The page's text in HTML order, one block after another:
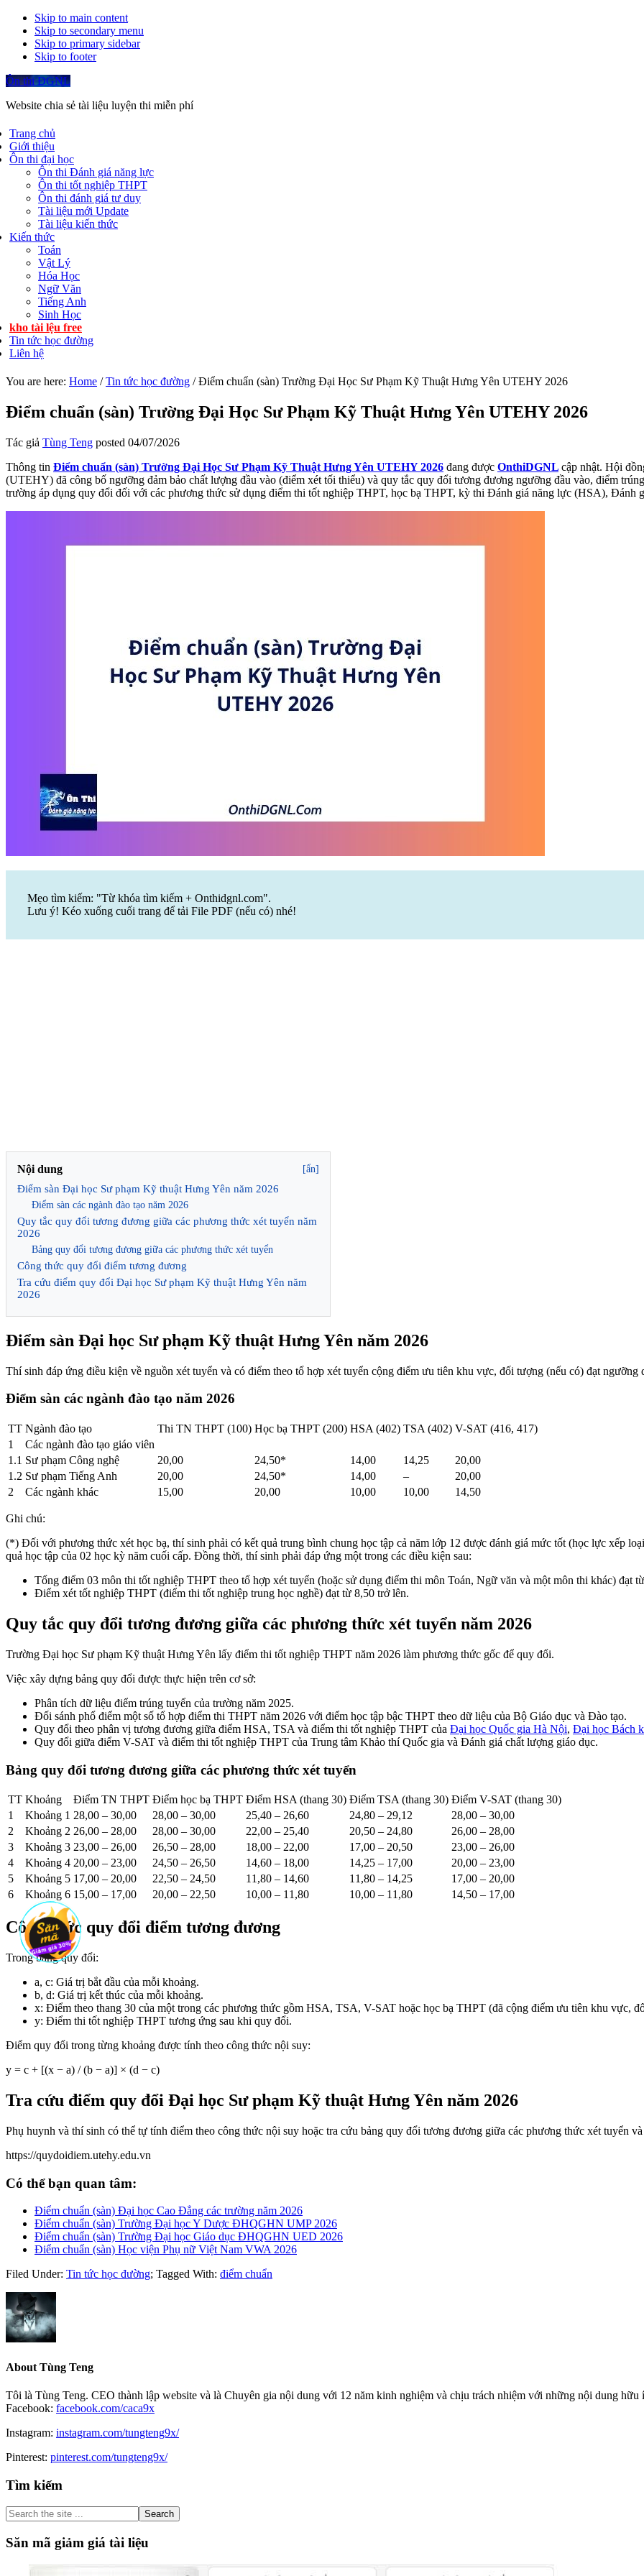
Skip to main content
Skip to secondary menu
Skip to primary sidebar
Skip to footer
Ôn thi ĐGNL
Website chia sẻ tài liệu luyện thi miễn phí
Trang chủ
Giới thiệu
Ôn thi đại học
Ôn thi Đánh giá năng lực
Ôn thi tốt nghiệp THPT
Ôn thi đánh giá tư duy
Tài liệu mới Update
Tài liệu kiến thức
Kiến thức
Toán
Vật Lý
Hóa Học
Ngữ Văn
Tiếng Anh
Sinh Học
kho tài lệu free
Tin tức học đường
Liên hệ
You are here: Home / Tin tức học đường /Điểm chuẩn (sàn) Trường Đại Học Sư Phạm Kỹ Thuật Hưng Yên UTEHY 2026
Điểm chuẩn (sàn) Trường Đại Học Sư Phạm Kỹ Thuật Hưng Yên UTEHY 2026
Tác giả Tùng Teng posted 04/07/2026
Thông tin Điểm chuẩn (sàn) Trường Đại Học Sư Phạm Kỹ Thuật Hưng Yên UTEHY 2026 đang được OnthiDGNL cập nhật. Hội
(UTEHY) đã công bố ngưỡng đảm bảo chất lượng đầu vào (điểm xét tối thiểu) và quy tắc quy đổi tương đương ngưỡng đầu vào, điểm
trường áp dụng quy đổi đối với các phương thức sử dụng điểm thi tốt nghiệp THPT, học bạ THPT, kỳ thi Đánh giá năng lực (HSA), Đánh
Mẹo tìm kiếm: "Từ khóa tìm kiếm + Onthidgnl.com".
Lưu ý! Kéo xuống cuối trang để tải File PDF (nếu có) nhé!
Nội dung [ẩn]
Điểm sàn Đại học Sư phạm Kỹ thuật Hưng Yên năm 2026
Điểm sàn các ngành đào tạo năm 2026
Quy tắc quy đổi tương đương giữa các phương thức xét tuyển năm
2026
Bảng quy đổi tương đương giữa các phương thức xét tuyển
Công thức quy đổi điểm tương đương
Tra cứu điểm quy đổi Đại học Sư phạm Kỹ thuật Hưng Yên năm
2026
Điểm sàn Đại học Sư phạm Kỹ thuật Hưng Yên năm 2026
Thí sinh đáp ứng điều kiện về nguồn xét tuyển và có điểm theo tổ hợp xét tuyển cộng điểm ưu tiên khu vực, đối tượng (nếu có) đạt
Điểm sàn các ngành đào tạo năm 2026
TT Ngành đào tạo Thi TN THPT (100) Học bạ THPT (200) HSA (402) TSA (402) V-SAT (416, 417)
1
Các ngành đào tạo giáo viên
1.1 Sư phạm Công nghệ 20,00 24,50* 14,00 14,25
20,00
1.2 Sư phạm Tiếng Anh 20,00 24,50* 14,00 –
20,00
2
Các ngành khác 15,00 20,00 10,00 10,00 14,50
Ghi chú:
(*) Đối với phương thức xét học bạ, thí sinh phải có kết quả trung bình chung học tập cả năm lớp 12 được đánh giá mức tốt (học lực xếp
quả học tập của 02 học kỳ năm cuối cấp. Đồng thời, thí sinh phải đáp ứng một trong các điều kiện sau:
Tổng điểm 03 môn thi tốt nghiệp THPT theo tổ hợp xét tuyển (hoặc sử dụng điểm thi môn Toán, Ngữ văn và một môn thi khác) đạt
Điểm xét tốt nghiệp THPT (điểm thi tốt nghiệp trung học nghề) đạt từ 8,50 trở lên.
Quy tắc quy đổi tương đương giữa các phương thức xét tuyển năm 2026
Trường Đại học Sư phạm Kỹ thuật Hưng Yên lấy điểm thi tốt nghiệp THPT năm 2026 làm phương thức gốc để quy đổi.
Việc xây dựng bảng quy đổi được thực hiện trên cơ sở:
Phân tích dữ liệu điểm trúng tuyển của trường năm 2025.
Đối sánh phổ điểm một số tổ hợp điểm thi THPT năm 2026 với điểm học tập bậc THPT theo dữ liệu của Bộ Giáo dục và Đào tạo.
Quy đổi theo phân vị tương đương giữa điểm HSA, TSA và điểm thi tốt nghiệp THPT của Đại học Quốc gia Hà Nội, Đại học Bách
Quy đổi giữa điểm V-SAT và điểm thi tốt nghiệp THPT của Trung tâm Khảo thí Quốc gia và Đánh giá chất lượng giáo dục.
Bảng quy đổi tương đương giữa các phương thức xét tuyển
TT Khoảng Điểm TN THPT Điểm học bạ THPT Điểm HSA (thang 30) Điểm TSA (thang 30) Điểm V-SAT (thang 30)
1
Khoảng 1 28,00 – 30,00 28,00 – 30,00 25,40 – 26,60 24,80 – 29,12
28,00 – 30,00
2
Khoảng 2 26,00 – 28,00 28,00 – 30,00 22,00 – 25,40 20,50 – 24,80
26,00 – 28,00
3
Khoảng 3 23,00 – 26,00 26,50 – 28,00 18,00 – 22,00 17,00 – 20,50
23,00 – 26,00
4
Khoảng 4 20,00 – 23,00 24,50 – 26,50 14,60 – 18,00 14,25 – 17,00
20,00 – 23,00
5
Khoảng 5 17,00 – 20,00 22,50 – 24,50 11,80 – 14,60 11,80 – 14,25
17,00 – 20,00
6
Khoảng 6 15,00 – 17,00 20,00 – 22,50 10,00 – 11,80 10,00 – 11,80 14,50 – 17,00
Công thức quy đổi điểm tương đương
Trong bảng quy đổi:
a, c: Giá trị bắt đầu của mỗi khoảng.
b, d: Giá trị kết thúc của mỗi khoảng.
x: Điểm theo thang 30 của một trong các phương thức gồm HSA, TSA, V-SAT hoặc học bạ THPT (đã cộng điểm ưu tiên khu vực,
y: Điểm thi tốt nghiệp THPT tương ứng sau khi quy đổi.
Điểm quy đổi trong từng khoảng được tính theo công thức nội suy:
y = c + [(x − a) / (b − a)] × (d − c)
Tra cứu điểm quy đổi Đại học Sư phạm Kỹ thuật Hưng Yên năm 2026
Phụ huynh và thí sinh có thể tự tính điểm theo công thức nội suy hoặc tra cứu bảng quy đổi tương đương giữa các phương thức xét tuyển
https://quydoidiem.utehy.edu.vn
Có thể bạn quan tâm:
Điểm chuẩn (sàn) Đại học Cao Đẳng các trường năm 2026
Điểm chuẩn (sàn) Trường Đại học Y Dược ĐHQGHN UMP 2026
Điểm chuẩn (sàn) Trường Đại học Giáo dục ĐHQGHN UED 2026
Điểm chuẩn (sàn) Học viện Phụ nữ Việt Nam VWA 2026
Filed Under: Tin tức học đường; Tagged With: điểm chuẩn
About Tùng Teng
Tôi là Tùng Teng. CEO thành lập website và là Chuyên gia nội dung với 12 năm kinh nghiệm và chịu trách nhiệm với những nội dung hữu
Facebook: facebook.com/caca9x
Instagram: instagram.com/tungteng9x/
Pinterest: pinterest.com/tungteng9x/
Primary
Sidebar
Tìm kiếm
Search
the
site
...
Săn mã giảm giá tài liệu